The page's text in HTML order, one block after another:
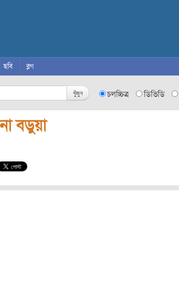
ছবি ব্লগ
খুঁজুন চলচ্চিত্র ডিভিডি
বড়ুয়া